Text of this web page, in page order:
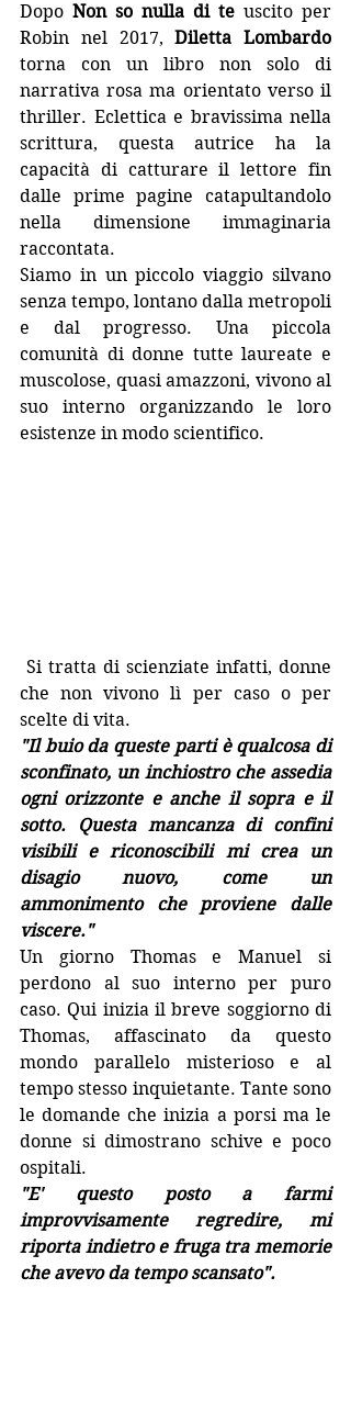
Dopo Non so nulla di te uscito per
Robin nel 2017, Diletta Lombardo
torna con un libro non solo di
narrativa rosa ma orientato verso il
thriller. Eclettica e bravissima nella
scrittura, questa autrice ha la
capacità di catturare il lettore fin
dalle prime pagine catapultandolo
nella dimensione immaginaria
raccontata.
Siamo in un piccolo viaggio silvano
senza tempo, lontano dalla metropoli
e dal progresso. Una piccola
comunità di donne tutte laureate e
muscolose, quasi amazzoni, vivono al
suo interno organizzando le loro
esistenze in modo scientifico.
che non vivono lì per caso o per
scelte di vita.
"Il buio da queste parti è qualcosa di
sconfinato, un inchiostro che assedia
ogni orizzonte e anche il sopra e il
sotto. Questa mancanza di confini
visibili e riconoscibili mi crea un
disagio nuovo, come un
ammonimento che proviene dalle
viscere."
Un giorno Thomas e Manuel si
perdono al suo interno per puro
caso. Qui inizia il breve soggiorno di
Thomas, affascinato da questo
mondo parallelo misterioso e al
tempo stesso inquietante. Tante sono
le domande che inizia a porsi ma le
donne si dimostrano schive e poco
ospitali.
"E' questo posto a farmi
improvvisamente regredire, mi
riporta indietro e fruga tra memorie
che avevo da tempo scansato".